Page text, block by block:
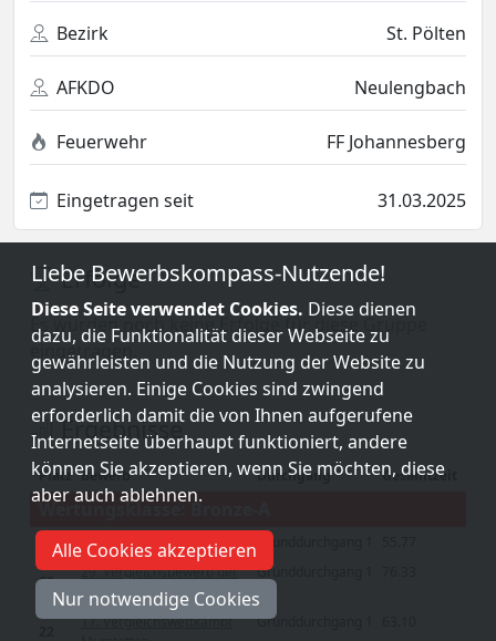
Bezirk St. Pölten
AFKDO Neulengbach
Feuerwehr FF Johannesberg
Eingetragen seit 31.03.2025
Erfolge
Es wurden noch keine Erfolge für diese Gruppe
eingetragen.
Ergebnisse
Platz Bewerb Durchgang Gesamtzeit
Wertungsklasse: Bronze-A
4. Schloss Trophy Grunddurchgang 1
63
29. Vergleichsbewerb der
FF Johannesberg
Grunddurchgang 1
17. Vergleichswettkampf
Grunddurchgang 1
Liebe Bewerbskompass-Nutzende!
Diese Seite verwendet Cookies. Diese dienen
dazu, die Funktionalität dieser Webseite zu
gewährleisten und die Nutzung der Website zu
analysieren. Einige Cookies sind zwingend
erforderlich damit die von Ihnen aufgerufene
Internetseite überhaupt funktioniert, andere
können Sie akzeptieren, wenn Sie möchten, diese
aber auch ablehnen.
Alle Cookies akzeptieren
Nur notwendige Cookies